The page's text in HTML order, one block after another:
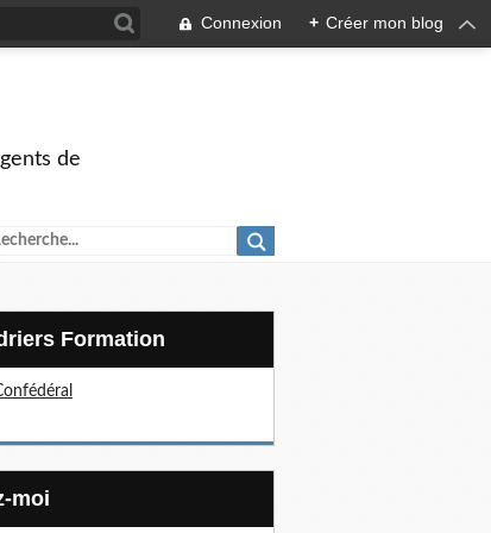
Connexion + Créer mon blog
de
Formation
moi